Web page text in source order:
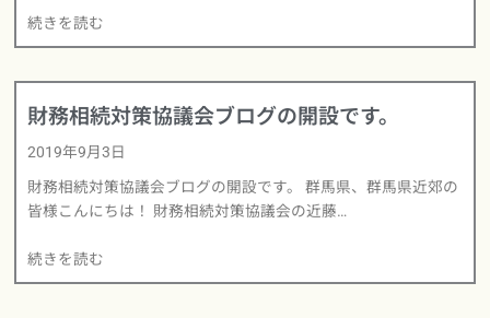
続きを読む
財務相続対策協議会ブログの開設です。
2019年9月3日
財務相続対策協議会ブログの開設です。 群馬県、群馬県近郊の
皆様こんにちは！ 財務相続対策協議会の近藤…
続きを読む